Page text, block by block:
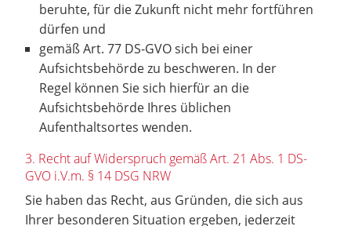
beruhte, für die Zukunft nicht mehr fortführen
dürfen und
gemäß Art. 77 DS-GVO sich bei einer
Aufsichtsbehörde zu beschweren. In der
Regel können Sie sich hierfür an die
Aufsichtsbehörde Ihres üblichen
Aufenthaltsortes wenden.
3. Recht auf Widerspruch gemäß Art. 21 Abs. 1 DS-
GVO i.V.m. § 14 DSG NRW
Sie haben das Recht, aus Gründen, die sich aus
Ihrer besonderen Situation ergeben, jederzeit